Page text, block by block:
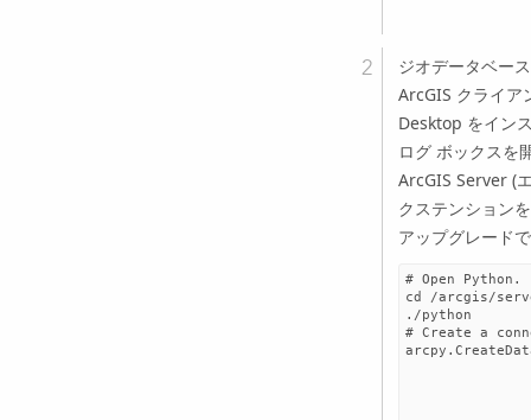
ジオデータベー
ArcGIS クライア
Desktop をイン
ログ ボックスを
ArcGIS Server(
クステンション
アップグレード
# Open Python.
cd /arcgis/
./python
# Create a